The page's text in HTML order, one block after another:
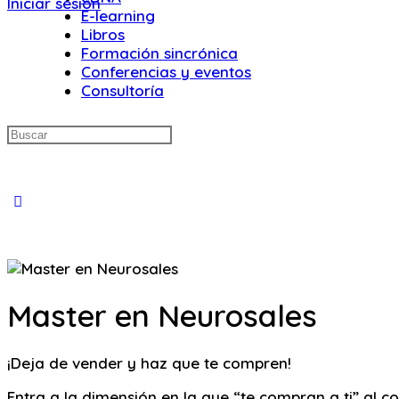
E-learning
Libros
Formación sincrónica
Conferencias y eventos
Consultoría
Buscar:
Master en Neurosales
¡Deja de vender y haz que te compren!